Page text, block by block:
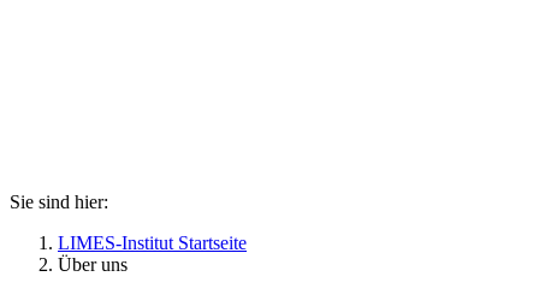
Sie sind hier:
LIMES-Institut Startseite
Über uns